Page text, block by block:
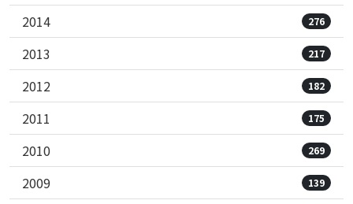
2014 276
2013 217
2012 182
2011 175
2010 269
2009 139